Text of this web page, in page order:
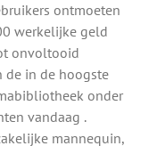
ontmoeten
werkelijke geld
onvoltooid
de in de hoogste
onder
vandaag .
mannequin,